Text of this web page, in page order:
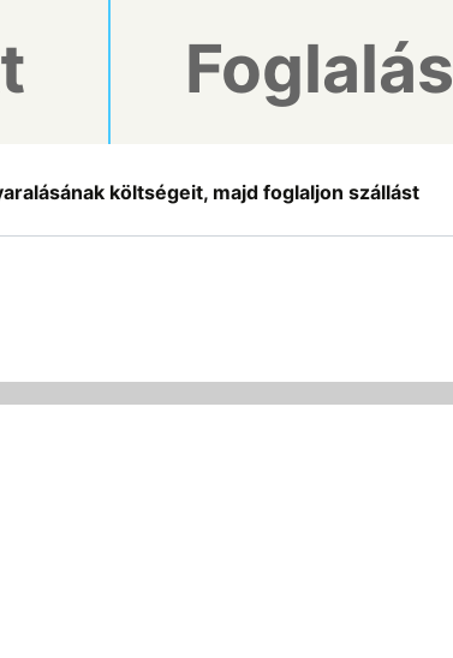
Foglalás
költségeit, majd foglaljon szállást